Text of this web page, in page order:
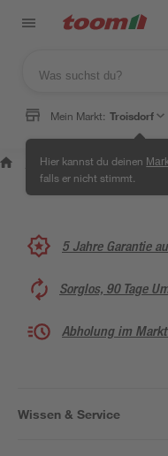
Mein Markt: Troisdorf
Hier kannst du deinen
falls er nicht stimmt.
Wissen &
Service
/
&
5 Jahre Garantie
Sorglos, 90 Tage
Abholung im
Wissen & Service